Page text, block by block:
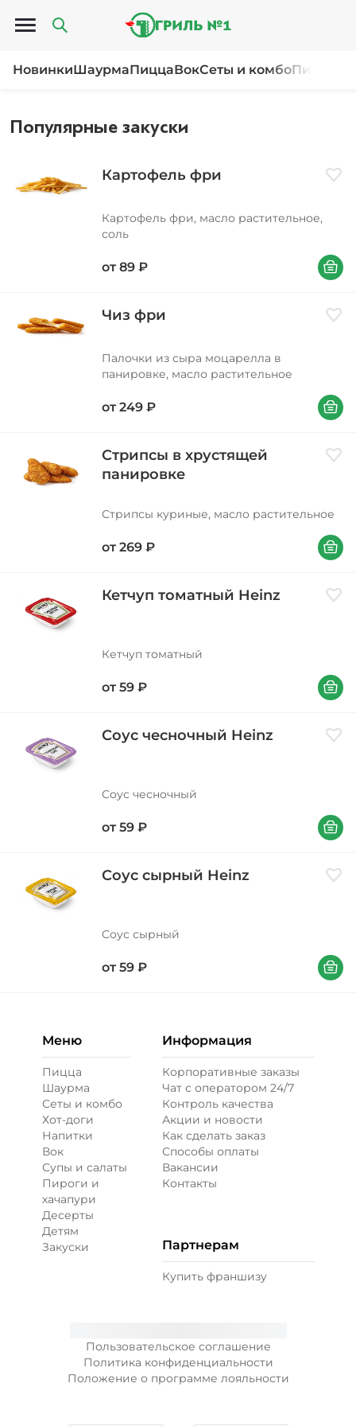
Открыть меню
НовинкиШаурмаПиццаВокСеты и комбоПироги
Популярные закуски
Картофель фри
Картофель фри, масло растительное,
соль
от 89 ₽ В
Чиз фри
Палочки из сыра моцарелла в
панировке, масло растительное
от 249 ₽ В
Стрипсы в хрустящей
панировке
Стрипсы куриные, масло растительное
от 269 ₽ В
Кетчуп томатный Heinz
Кетчуп томатный
от 59 ₽ В
Соус чесночный Heinz
Соус чесночный
от 59 ₽ В
Соус сырный Heinz
Соус сырный
от 59 ₽ В
Пользовательское соглашение
Политика конфиденциальности
Положение о программе лояльности
Меню
Пицца
Шаурма
Сеты и комбо
Хот-доги
Напитки
Вок
Супы и салаты
Пироги и
хачапури
Десерты
Детям
Закуски
Информация
Корпоративные заказы
Чат с оператором 24/7
Контроль качества
Акции и новости
Как сделать заказ
Способы оплаты
Вакансии
Контакты
Партнерам
Купить франшизу